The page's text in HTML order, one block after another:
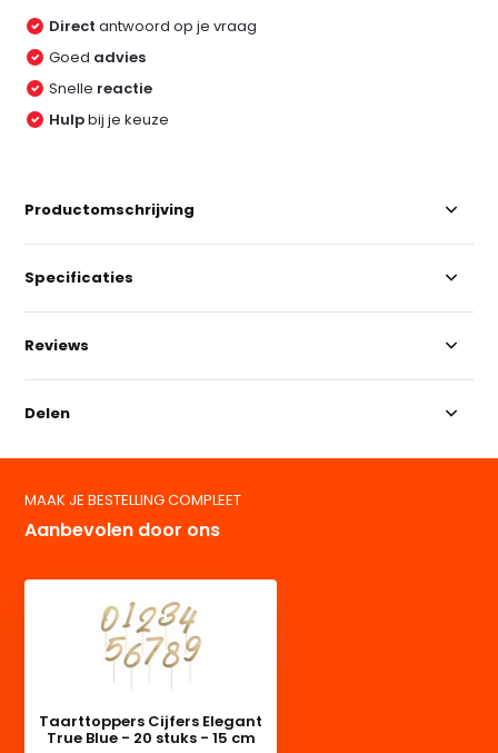
Direct antwoord op je vraag
Goed advies
Snelle reactie
Hulpbij je keuze
Productomschrijving
Specificaties
Reviews
Delen
MAAK JE BESTELLING COMPLEET
Aanbevolen door ons
Taarttoppers Cijfers Elegant
True Blue - 20 stuks - 15 cm